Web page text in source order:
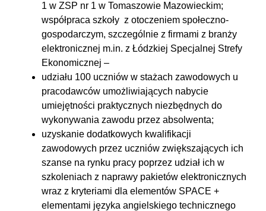
1 w ZSP nr 1 w Tomaszowie Mazowieckim;
współpraca szkoły z otoczeniem społeczno-
gospodarczym, szczególnie z firmami z branży
elektronicznej m.in. z Łódzkiej Specjalnej Strefy
Ekonomicznej –
udziału 100 uczniów w stażach zawodowych u
pracodawców umożliwiających nabycie
umiejętności praktycznych niezbędnych do
wykonywania zawodu przez absolwenta;
uzyskanie dodatkowych kwalifikacji
zawodowych przez uczniów zwiększających ich
szanse na rynku pracy poprzez udział ich w
szkoleniach z naprawy pakietów elektronicznych
wraz z kryteriami dla elementów SPACE +
elementami języka angielskiego technicznego